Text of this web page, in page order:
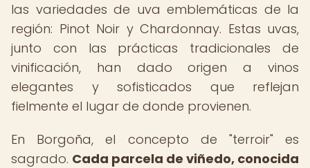
las variedades de uva emblemáticas de la
región: Pinot Noir y Chardonnay. Estas uvas,
junto con las prácticas tradicionales de
vinificación, han dado origen a vinos
elegantes y sofisticados que reflejan
fielmente el lugar de donde provienen.
En Borgoña, el concepto de "terroir" es
sagrado. Cada parcela de viñedo, conocida